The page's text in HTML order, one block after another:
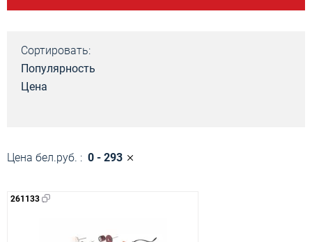
Сортировать:
Популярность
Цена
Цена бел.руб. : 0 - 293
261133